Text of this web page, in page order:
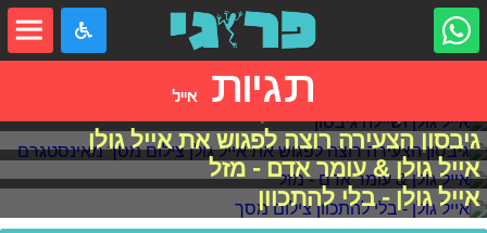
תגיות אייל
אייל גולן ושיילה גיבסון
גיבסון הצעירה רוצה לפגוש את אייל גולן
אייל גולן & עומר אדם - מזל
אייל גולן - בלי להתכוון